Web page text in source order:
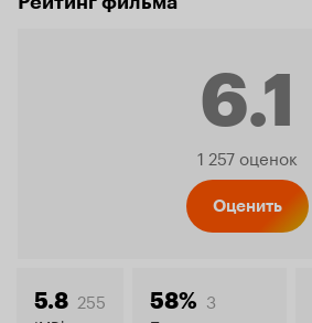
6.1
1 257 оценок
Оценить
5.8 255 58% 3